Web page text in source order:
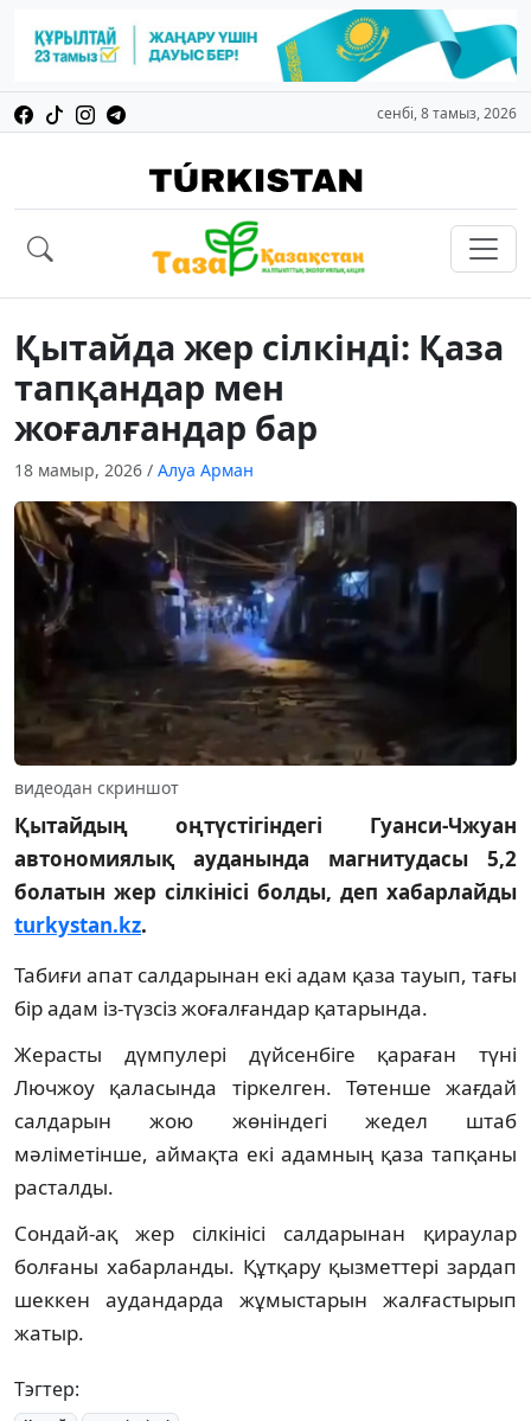
сенбі, 8 тамыз, 2026
Қытайда жер сілкінді: Қаза
тапқандар мен
жоғалғандар бар
18 мамыр, 2026 / Алуа Арман
видеодан скриншот
Қытайдың оңтүстігіндегі Гуанси-Чжуан
автономиялық ауданында магнитудасы 5,2
болатын жер сілкінісі болды, деп хабарлайды
turkystan.kz.
Табиғи апат салдарынан екі адам қаза тауып, тағы
бір адам із-түзсіз жоғалғандар қатарында.
Жерасты дүмпулері дүйсенбіге қараған түні
Лючжоу қаласында тіркелген. Төтенше жағдай
салдарын жою жөніндегі жедел штаб
мәліметінше, аймақта екі адамның қаза тапқаны
расталды.
Сондай-ақ жер сілкінісі салдарынан қираулар
болғаны хабарланды. Құтқару қызметтері зардап
шеккен аудандарда жұмыстарын жалғастырып
жатыр.
Тэгтер: